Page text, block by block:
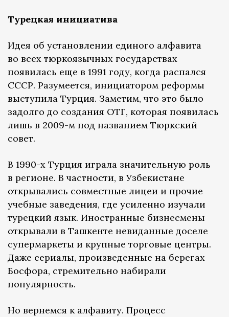
Турецкая инициатива
Идея об установлении единого алфавита
во всех тюркоязычных государствах
появилась еще в 1991 году, когда распался
СССР. Разумеется, инициатором реформы
выступила Турция. Заметим, что это было
задолго до создания ОТГ, которая появилась
лишь в 2009-м под названием Тюркский
совет.
В 1990-х Турция играла значительную роль
в регионе. В частности, в Узбекистане
открывались совместные лицеи и прочие
учебные заведения, где усиленно изучали
турецкий язык. Иностранные бизнесмены
открывали в Ташкенте невиданные доселе
супермаркеты и крупные торговые центры.
Даже сериалы, произведенные на берегах
Босфора, стремительно набирали
популярность.
Но вернемся к алфавиту. Процесс